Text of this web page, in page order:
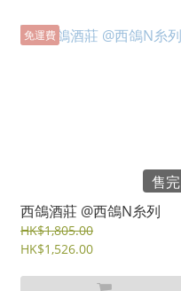
免運費
售完
西鴿酒莊 @西鴿N糸列
HK$1,805.00
HK$1,526.00